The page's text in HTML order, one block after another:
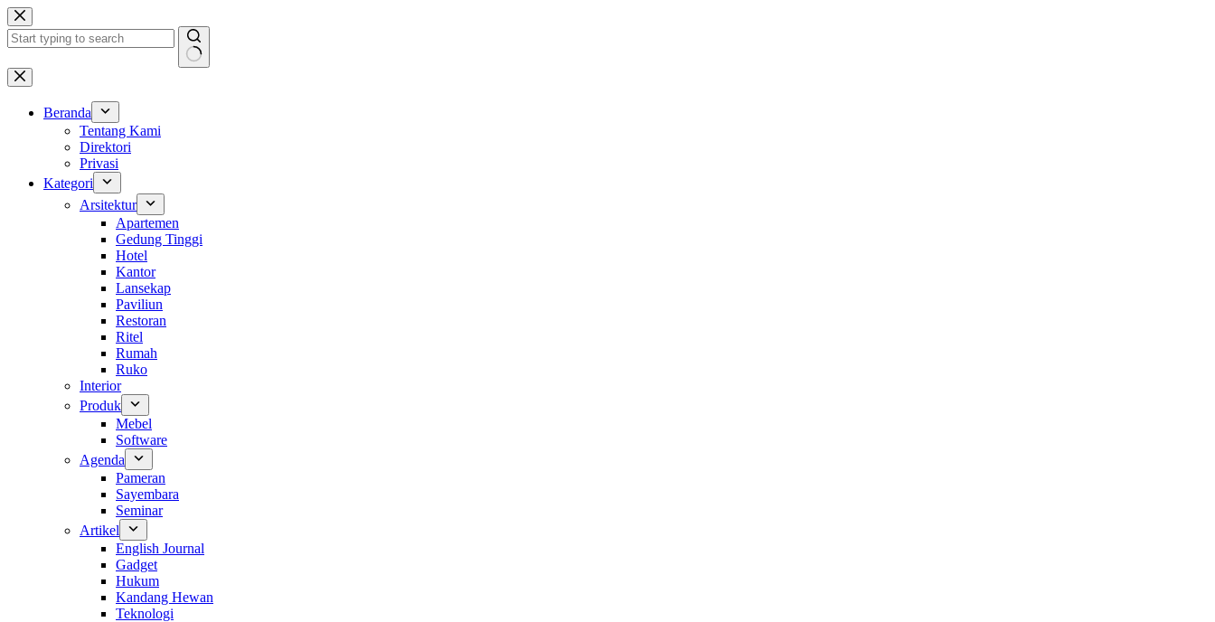
Skip
to
content
No
results
Beranda
Tentang Kami
Direktori
Privasi
Kategori
Arsitektur
Apartemen
Gedung Tinggi
Hotel
Kantor
Lansekap
Paviliun
Restoran
Ritel
Rumah
Ruko
Interior
Produk
Mebel
Software
Agenda
Pameran
Sayembara
Seminar
Artikel
English Journal
Gadget
Hukum
Kandang Hewan
Teknologi